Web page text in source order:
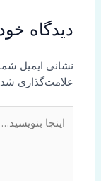
دیدگاه‌
نشانی ایمیل
علامت‌گذاری
بنویسید…